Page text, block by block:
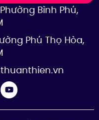
Bình Phú,
Phú Thọ Hòa,